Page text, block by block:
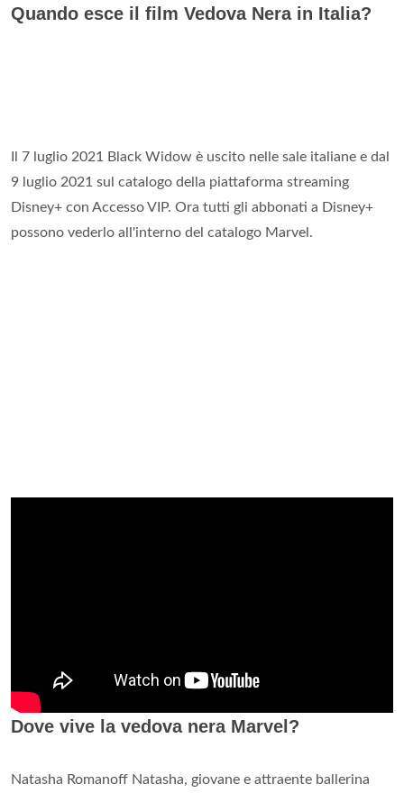
Quando esce il film Vedova Nera in Italia?
Il 7 luglio 2021 Black Widow è uscito nelle sale italiane e dal
9 luglio 2021 sul catalogo della piattaforma streaming
Disney+ con Accesso VIP. Ora tutti gli abbonati a Disney+
possono vederlo all'interno del catalogo Marvel.
Dove vive la vedova nera Marvel?
Natasha Romanoff Natasha, giovane e attraente ballerina